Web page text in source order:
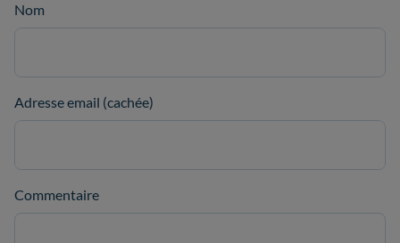
Nom
Adresse email (cachée)
Commentaire